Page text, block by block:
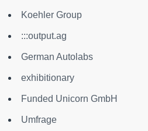
Koehler Group
:::output.ag
German Autolabs
exhibitionary
Funded Unicorn GmbH
Umfrage